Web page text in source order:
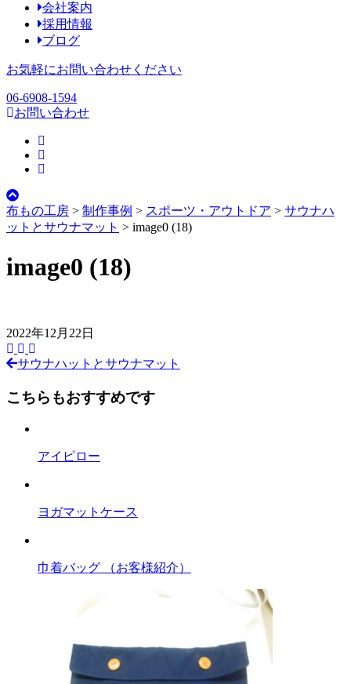
会社案内
採用情報
ブログ
お気軽にお問い合わせください
06-6908-1594
お問い合わせ
布もの工房 > 制作事例 > スポーツ・アウトドア > サウナハ
ットとサウナマット > image0 (18)
image0 (18)
2022年12月22日
前
後
サウナハットとサウナマット
こちらもおすすめです
アイピロー
ヨガマットケース
巾着バッグ （お客様紹介）